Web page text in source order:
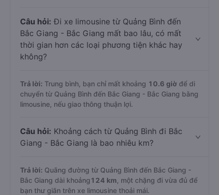
Câu hỏi: Đi xe limousine từ Quảng Bình đến
Bắc Giang - Bắc Giang mất bao lâu, có mất
thời gian hơn các loại phương tiện khác hay
không?
Trả lời: Trung bình, bạn chỉ mất khoảng 10.6 giờ để di
chuyển từ Quảng Bình đến Bắc Giang - Bắc Giang bằng
limousine, nếu giao thông thuận lợi.
Câu hỏi: Khoảng cách từ Quảng Bình đi Bắc
Giang - Bắc Giang là bao nhiêu km?
Trả lời: Quãng đường từ Quảng Bình đến Bắc Giang -
Bắc Giang dài khoảng124 km , một chặng đi vừa đủ để
bạn thư giãn trên xe limousine thoải mái.